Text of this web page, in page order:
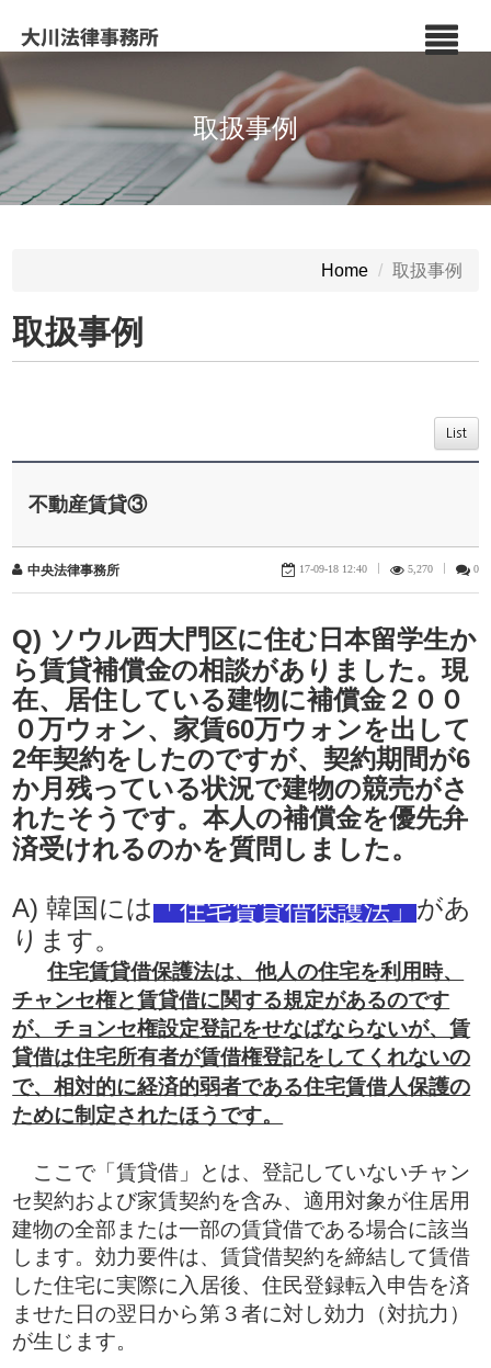
取扱事例
Home 取扱事例
取扱事例
List
不動産賃貸③
中央法律事務所 17-09-18 12:40 5,270 0
Q) ソウル西大門区に住む日本留学生か
ら賃貸補償金の相談がありました。現
在、居住している建物に補償金２００
０万ウォン、家賃60万ウォンを出して
2年契約をしたのですが、契約期間が6
か月残っている状況で建物の競売がさ
れたそうです。本人の補償金を優先弁
済受けれるのかを質問しました。
A) 韓国には「住宅賃貸借保護法」があ
ります。
住宅賃貸借保護法は、他人の住宅を利用時、
チャンセ権と賃貸借に関する規定があるのです
が、チョンセ権設定登記をせなばならないが、賃
貸借は住宅所有者が賃借権登記をしてくれないの
で、相対的に経済的弱者である住宅賃借人保護の
ために制定されたほうです。
​ ここで「賃貸借」とは、登記していないチャン
セ契約および家賃契約を含み、適用対象が住居用
建物の全部または一部の賃貸借である場合に該当
します。効力要件は、賃貸借契約を締結して賃借
した住宅に実際に入居後、住民登録転入申告を済
ませた日の翌日から第３者に対し効力（対抗力）
が生じます。